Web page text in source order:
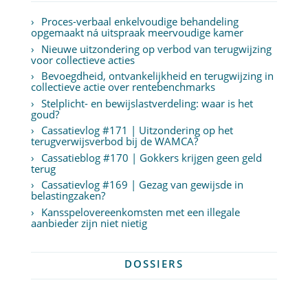
Proces-verbaal enkelvoudige behandeling
opgemaakt ná uitspraak meervoudige kamer
Nieuwe uitzondering op verbod van terugwijzing
voor collectieve acties
Bevoegdheid, ontvankelijkheid en terugwijzing in
collectieve actie over rentebenchmarks
Stelplicht- en bewijslastverdeling: waar is het
goud?
Cassatievlog #171 | Uitzondering op het
terugverwijsverbod bij de WAMCA?
Cassatieblog #170 | Gokkers krijgen geen geld
terug
Cassatievlog #169 | Gezag van gewijsde in
belastingzaken?
Kansspelovereenkomsten met een illegale
aanbieder zijn niet nietig
DOSSIERS